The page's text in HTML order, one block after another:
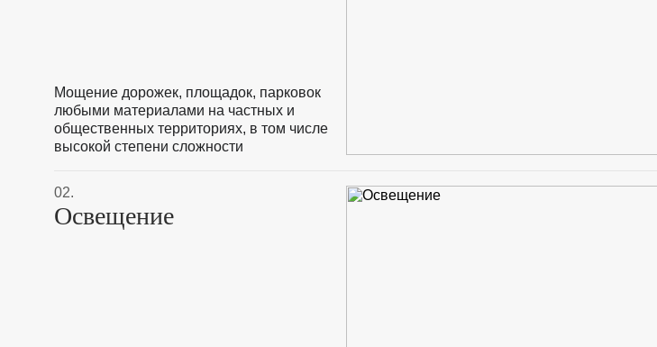
Мощение дорожек, площадок, парковок
любыми материалами на частных и
общественных территориях, в том числе
высокой степени сложности
02.
Освещение